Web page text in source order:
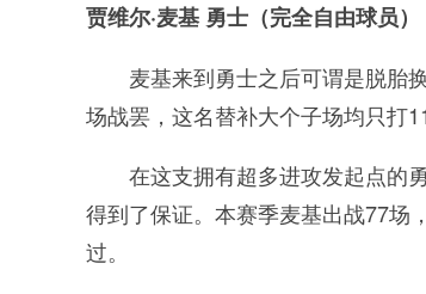
贾维尔·麦基 勇士（完全自由球员）
麦基来到勇士之后可谓是脱胎
场战罢，这名替补大个子场均只打
在这支拥有超多进攻发起点的
得到了保证。本赛季麦基出战77场
过。